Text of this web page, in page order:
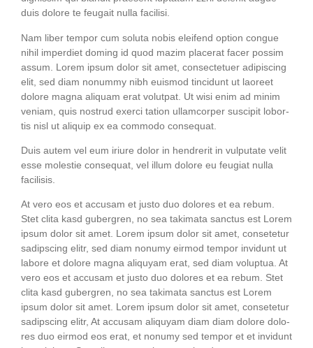
duis dolo­re te feu­gait nulla facilisi.
Nam liber tem­por cum solu­ta nobis eleifend opti­on con­gue
nihil imper­diet dom­ing id quod mazim pla­ce­rat facer possim
assum. Lorem ipsum dolor sit amet, con­sec­te­tuer adi­pi­scing
elit, sed diam nonum­my nibh euis­mod tin­cidunt ut lao­reet
dolo­re magna ali­quam erat volut­pat. Ut wisi enim ad minim
veniam, quis nostrud exer­ci tati­on ullam­cor­per sus­ci­pit lob­or­
tis nisl ut ali­quip ex ea com­mo­do consequat.
Duis autem vel eum iri­ure dolor in hendre­rit in vul­pu­ta­te velit
esse moles­tie con­se­quat, vel illum dolo­re eu feu­gi­at nulla
facilisis.
At vero eos et accu­sam et jus­to duo dolo­res et ea rebum.
Stet cli­ta kasd guber­gren, no sea taki­ma­ta sanc­tus est Lorem
ipsum dolor sit amet. Lorem ipsum dolor sit amet, con­sete­tur
sadipscing elitr, sed diam nonumy eirm­od tem­por invidunt ut
labo­re et dolo­re magna ali­quyam erat, sed diam volup­tua. At
vero eos et accu­sam et jus­to duo dolo­res et ea rebum. Stet
cli­ta kasd guber­gren, no sea taki­ma­ta sanc­tus est Lorem
ipsum dolor sit amet. Lorem ipsum dolor sit amet, con­sete­tur
sadipscing elitr, At accu­sam ali­quyam diam diam dolo­re dolo­
res duo eirm­od eos erat, et nonumy sed tem­por et et invidunt